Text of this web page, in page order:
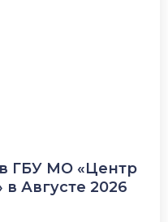
ГБУ МО «Центр
Августе 2026